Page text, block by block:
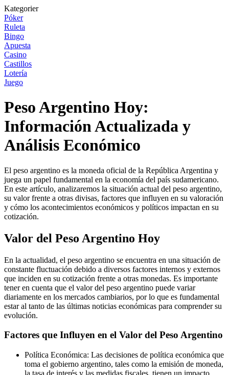
Kategorier
Póker
Ruleta
Bingo
Apuesta
Casino
Castillos
Lotería
Juego
Peso Argentino Hoy:
Información Actualizada y
Análisis Económico
El peso argentino es la moneda oficial de la República Argentina y
juega un papel fundamental en la economía del país sudamericano.
En este artículo, analizaremos la situación actual del peso argentino,
su valor frente a otras divisas, factores que influyen en su valoración
y cómo los acontecimientos económicos y políticos impactan en su
cotización.
Valor del Peso Argentino Hoy
En la actualidad, el peso argentino se encuentra en una situación de
constante fluctuación debido a diversos factores internos y externos
que inciden en su cotización frente a otras monedas. Es importante
tener en cuenta que el valor del peso argentino puede variar
diariamente en los mercados cambiarios, por lo que es fundamental
estar al tanto de las últimas noticias económicas para comprender su
evolución.
Factores que Influyen en el Valor del Peso Argentino
Política Económica: Las decisiones de política económica que
toma el gobierno argentino, tales como la emisión de moneda,